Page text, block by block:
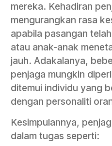
mereka. Kehadiran
mengurangkan rasa
apabila pasangan
atau anak-anak
jauh. Adakalanya,
penjaga mungkin
ditemui individu yang
dengan personaliti
Kesimpulannya,
dalam tugas seperti: